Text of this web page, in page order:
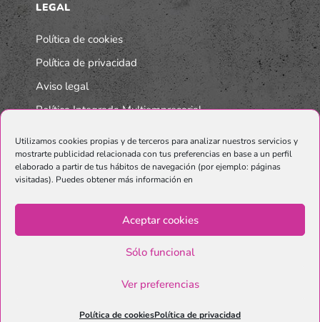
Utilizamos cookies propias y de terceros para analizar nuestros servicios y
mostrarte publicidad relacionada con tus preferencias en base a un perfil
elaborado a partir de tus hábitos de navegación (por ejemplo: páginas
visitadas). Puedes obtener más información en
Aceptar cookies
Sólo funcional
Ver preferencias
Política de cookiesPolítica de privacidad
LEGAL
Política de cookies
Política de privacidad
Aviso legal
Política Integrada Multiempresarial
Graphenano.